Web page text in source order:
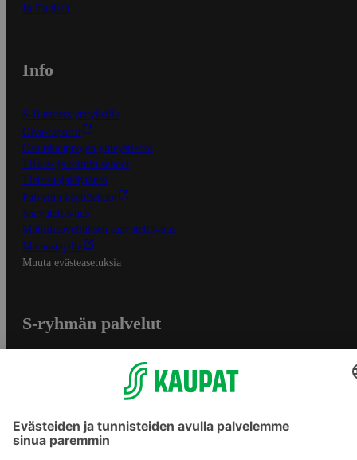
In English
Info
S-Business yrityksille
Oiva-raportit
Osuuskauppojen yhteystiedot
Tilaus- ja toimitusehdot
Tietosuojakäytäntö
Palvelun käyttöehdot
Saavutettavuus
Mobiilisovelluksen saavutettavuus
Mainostajalle
Muuta evästeasetuksia
S-ryhmän palvelut
S-ostoslista -sovellus
Prisma.fi
Sokos.fi